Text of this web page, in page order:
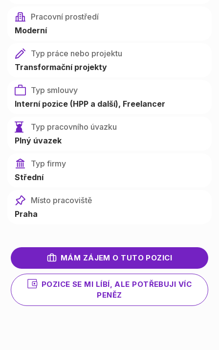
Pracovní prostředí
Moderní
Typ práce nebo projektu
Transformační projekty
Typ smlouvy
Interní pozice (HPP a další) Freelancer
Typ pracovního úvazku
Plný úvazek
Typ firmy
Střední
Místo pracoviště
Praha
MÁM ZÁJEM O TUTO POZICI
POZICE SE MI LÍBÍ, ALE POTŘEBUJI VÍC
PENĚZ